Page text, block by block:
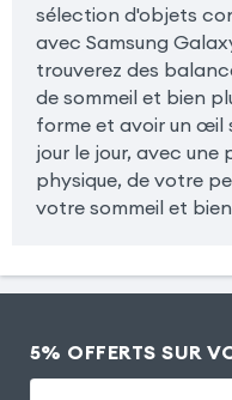
sélection d'objets
avec Samsung
trouverez des
de sommeil et bien
forme et avoir un œil
jour le jour, avec
physique, de votre
votre sommeil et
5% OFFERTS SUR